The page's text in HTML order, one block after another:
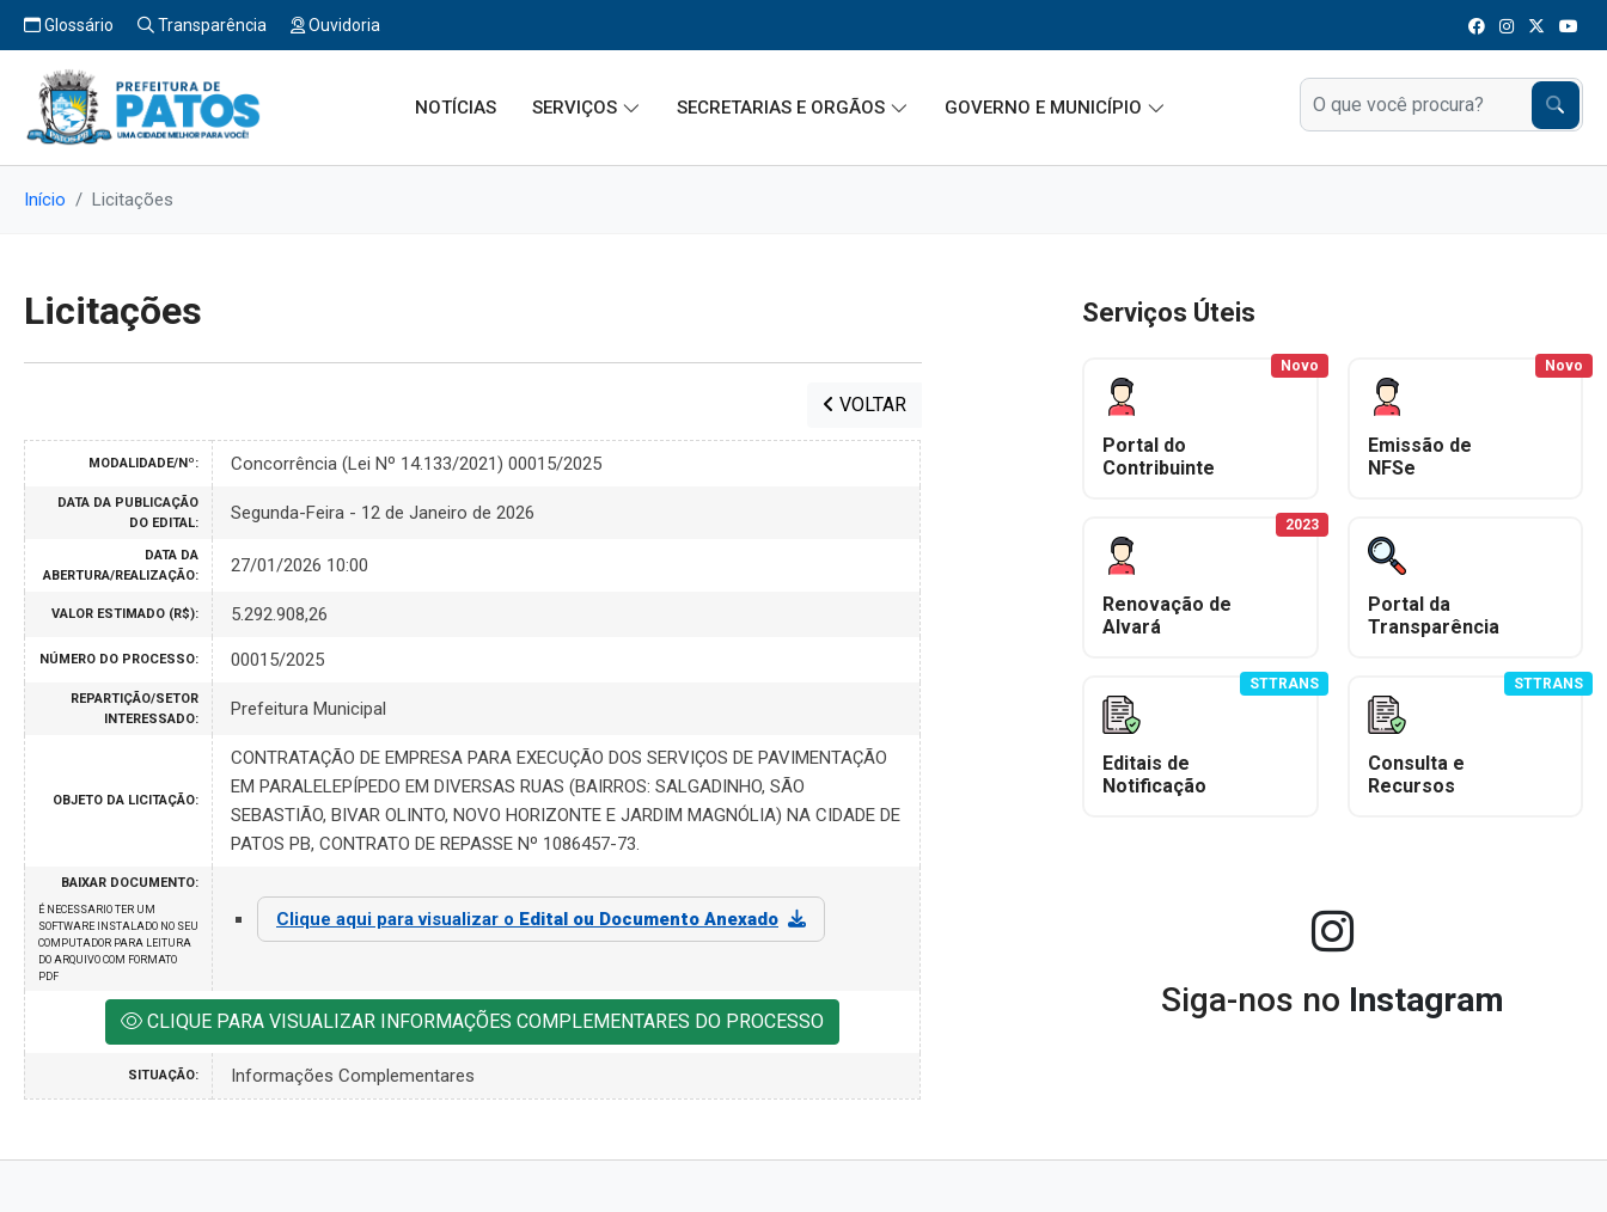
Glossário Transparência Ouvidoria
NOTÍCIAS SERVIÇOS SECRETARIAS E ORGÃOS GOVERNO E MUNICÍPIO
Início Licitações
Licitações
VOLTAR
MODALIDADE/Nº: Concorrência (Lei Nº 14.133/2021) 00015/2025
DATA DA PUBLICAÇÃO
DO EDITAL:
Segunda-Feira - 12 de Janeiro de 2026
DATA DA
ABERTURA/REALIZAÇÃO:
27/01/2026 10:00
VALOR ESTIMADO (R$): 5.292.908,26
NÚMERO DO PROCESSO: 00015/2025
REPARTIÇÃO/SETOR
INTERESSADO:
Prefeitura Municipal
OBJETO DA LICITAÇÃO:
CONTRATAÇÃO DE EMPRESA PARA EXECUÇÃO DOS SERVIÇOS DE PAVIMENTAÇÃO
EM PARALELEPÍPEDO EM DIVERSAS RUAS (BAIRROS: SALGADINHO, SÃO
SEBASTIÃO, BIVAR OLINTO, NOVO HORIZONTE E JARDIM MAGNÓLIA) NA CIDADE DE
PATOS PB, CONTRATO DE REPASSE Nº 1086457-73.
BAIXAR DOCUMENTO:
É NECESSARIO TER UM
SOFTWARE INSTALADO NO SEU
COMPUTADOR PARA LEITURA
DO ARQUIVO COM FORMATO
PDF
Clique aqui para visualizar o Edital ou Documento Anexado
CLIQUE PARA VISUALIZAR INFORMAÇÕES COMPLEMENTARES DO PROCESSO
SITUAÇÃO: Informações Complementares
Serviços Úteis
Portal do
Contribuinte
Novo
Emissão de
NFSe
Novo
Renovação de
Alvará
2023
Portal da
Transparência
Editais de
Notificação
STTRANS
Consulta e
Recursos
STTRANS
Siga-nos no Instagram